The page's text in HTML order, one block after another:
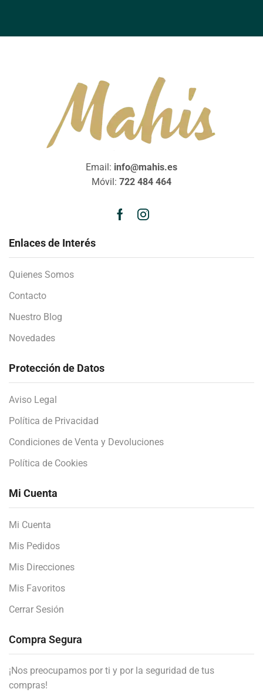
Email: info@mahis.es
Móvil: 722 484 464
Enlaces de Interés
Quienes Somos
Contacto
Nuestro Blog
Novedades
Protección de Datos
Aviso Legal
Política de Privacidad
Condiciones de Venta y Devoluciones
Política de Cookies
Mi Cuenta
Mi Cuenta
Mis Pedidos
Mis Direcciones
Mis Favoritos
Cerrar Sesión
Compra Segura
¡Nos preocupamos por ti y por la seguridad de tus
compras!